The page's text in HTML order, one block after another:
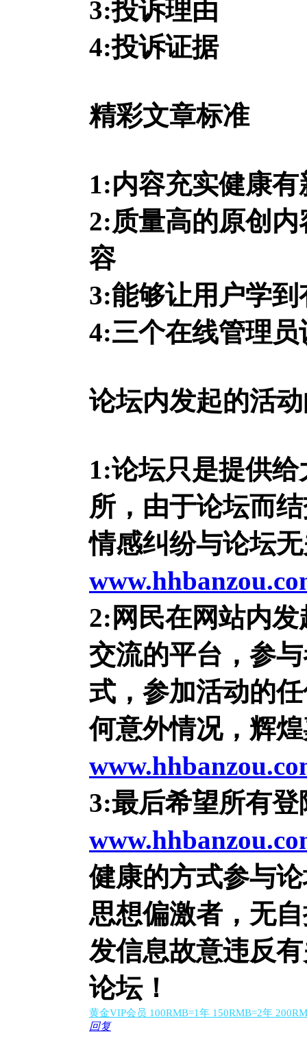
3:投诉理由
4:投诉证据
精彩文章标准
1:内容充实健康
2:质量高的原创
容
3:能够让用户学
4:三个在线管理
论坛内发起的活
1:论坛只是提供
所，由于论坛而
情感纠纷与论坛
2:网民在网站内
交流的平台，参
式，参加活动的
何意外情况，辉
3:最后希望所有
健康的方式参与
思想偏激者，无
发信息故意违反
论坛！
黄金VIP会员 100RMB=1年 150RMB=2年
回复